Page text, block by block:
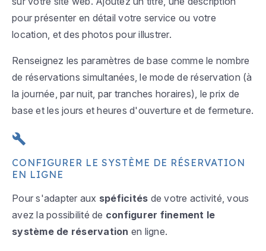
pour présenter en détail votre service ou votre
location, et des photos pour illustrer.
Renseignez les paramètres de base comme le nombre
de réservations simultanées, le mode de réservation (à
la journée, par nuit, par tranches horaires), le prix de
base et les jours et heures d'ouverture et de fermeture.
CONFIGURER LE SYSTÈME DE RÉSERVATION
EN LIGNE
Pour s'adapter aux spéficités de votre activité, vous
avez la possibilité de configurer finement le
système de réservation en ligne.